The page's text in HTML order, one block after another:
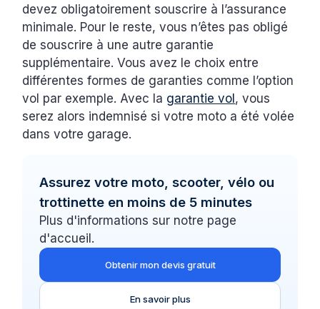
devez obligatoirement souscrire à l’assurance
minimale. Pour le reste, vous n’êtes pas obligé
de souscrire à une autre garantie
supplémentaire. Vous avez le choix entre
différentes formes de garanties comme l’option
vol par exemple. Avec la garantie vol , vous
serez alors indemnisé si votre moto a été volée
dans votre garage.
Assurez votre moto, scooter, vélo ou
trottinette en moins de 5 minutes
Plus d'informations sur notre page
d'accueil.
Obtenir mon devis gratuit
En savoir plus